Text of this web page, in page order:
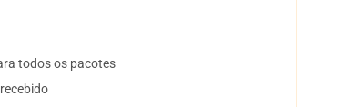
todos os pacotes